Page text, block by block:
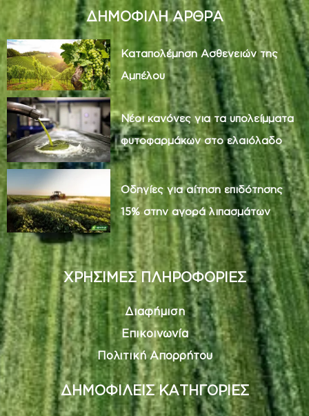
ΔΗΜΟΦΙΛΗ ΑΡΘΡΑ
Καταπολέμηση Ασθενειών της
Αμπέλου
Νέοι κανόνες για τα υπολείμματα
φυτοφαρμάκων στο ελαιόλαδο
Οδηγίες για αίτηση επιδότησης
15% στην αγορά λιπασμάτων
ΧΡΗΣΙΜΕΣ ΠΛΗΡΟΦΟΡΙΕΣ
Διαφήμιση
Επικοινωνία
Πολιτική Απορρήτου
ΔΗΜΟΦΙΛΕΙΣ ΚΑΤΗΓΟΡΙΕΣ